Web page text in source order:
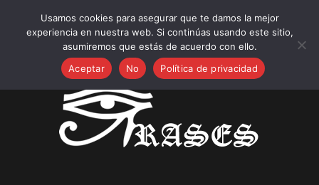
miércoles, agosto 5, 2026
Frases nuevas:
25 Frases bonitas y exitosas sobre España, nuevos
campeones del mundo 2026
Frases sobre Soluciones Ecológicas para el Hogar,
Jardines Sostenibles e Inteligentes
25 Frases Navideñas para Empresas: Felicitaciones
Profesionales para tus Clientes
25 Frases para Día de la Inmaculada Concepción!
25 Frases sobre Encuestas
Usamos cookies para asegurar que te damos la mejor
experiencia en nuestra web. Si continúas usando este sitio,
asumiremos que estás de acuerdo con ello.
Aceptar
No Política de privacidad